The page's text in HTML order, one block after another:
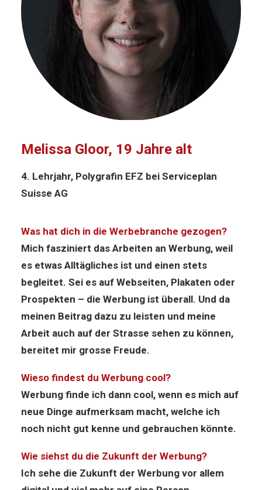
Melissa Gloor, 19 Jahre alt
4. Lehrjahr, Polygrafin EFZ bei Serviceplan
Suisse AG
Was hat dich in die Werbebranche gezogen?
Mich fasziniert das Arbeiten an Werbung, weil
es etwas Alltägliches ist und einen stets
begleitet. Sei es auf Webseiten, Plakaten oder
Prospekten – die Werbung ist überall. Und da
meinen Beitrag dazu zu leisten und meine
Arbeit auch auf der Strasse sehen zu können,
bereitet mir grosse Freude.
Wieso findest du Werbung cool?
Werbung finde ich dann cool, wenn es mich auf
neue Dinge aufmerksam macht, welche ich
noch nicht gut kenne und gebrauchen könnte.
Wie siehst du die Zukunft der Werbung?
Ich sehe die Zukunft der Werbung vor allem